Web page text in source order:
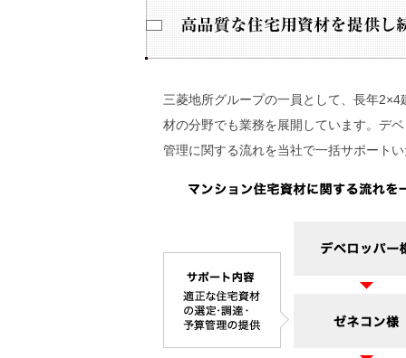
三菱地所グループの一員として、長年
材の分野でも業務を展開しています。デ
管理に関する流れを当社で一括サポート